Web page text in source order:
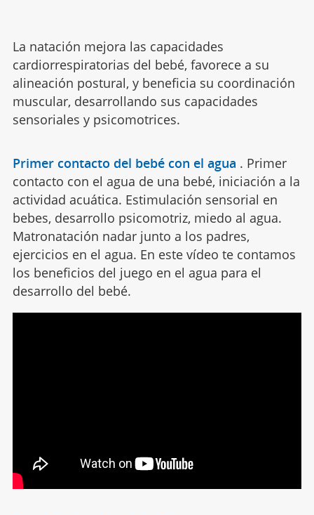
La natación mejora las capacidades
cardiorrespiratorias del bebé, favorece a su
alineación postural, y beneficia su coordinación
muscular, desarrollando sus capacidades
sensoriales y psicomotrices.
Primer contacto del bebé con el agua . Primer
contacto con el agua de una bebé, iniciación a la
actividad acuática. Estimulación sensorial en
bebes, desarrollo psicomotriz, miedo al agua.
Matronatación nadar junto a los padres,
ejercicios en el agua. En este vídeo te contamos
los beneficios del juego en el agua para el
desarrollo del bebé.